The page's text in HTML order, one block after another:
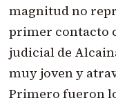
magnitud no
primer contacto
judicial de
muy joven y
Primero fueron